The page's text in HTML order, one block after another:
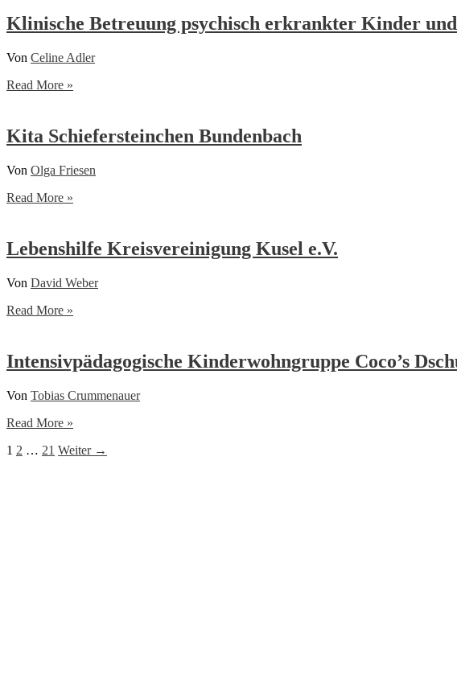
Klinische Betreuung psychisch erkrankter Kinder
Von Celine Adler
Klinische
erkrankter
Kinder
Jugendlicher
Read More »
Kita Schiefersteinchen Bundenbach
Von Olga Friesen
Kita
Read More »
Lebenshilfe Kreisvereinigung Kusel e.V.
Von David Weber
Lebenshilfe
e.V.
Read More »
Intensivpädagogische Kinderwohngruppe Coco’s
Von Tobias Crummenauer
Intensivpädagogische
Coco’s
Read More »
1 2 … 21 Weiter →